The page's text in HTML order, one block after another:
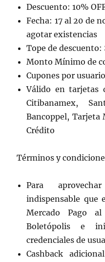
Descuento: 10%
Fecha: 17 al 20 de
agotar existencias
Tope de
Monto Mínimo de
Cupones por
Válido en tarjetas
Citibanamex,
Bancoppel, Tarjeta
Crédito
Términos y
Para
indispensable que
Mercado Pago
Boletópolis e
credenciales de
Cashback